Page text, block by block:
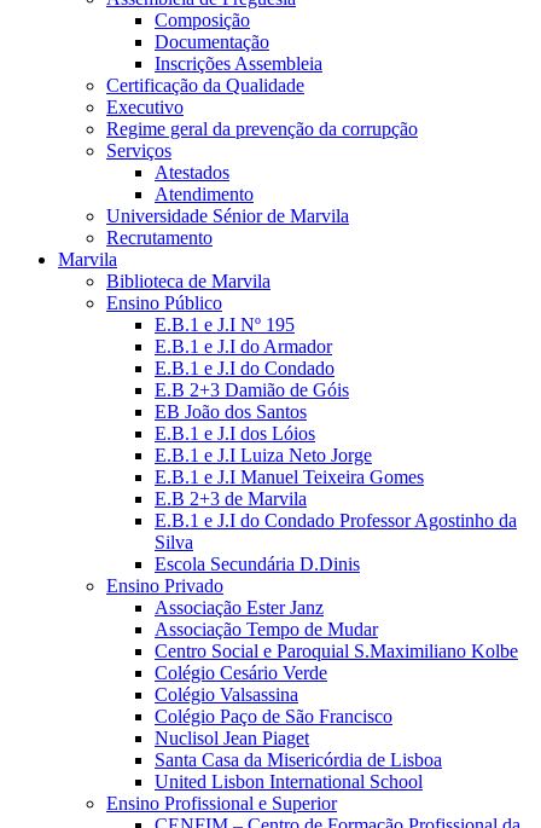
Composição
Documentação
Inscrições Assembleia
Certificação da Qualidade
Executivo
Regime geral da prevenção da corrupção
Serviços
Atestados
Atendimento
Universidade Sénior de Marvila
Recrutamento
Marvila
Biblioteca de Marvila
Ensino Público
E.B.1 e J.I Nº 195
E.B.1 e J.I do Armador
E.B.1 e J.I do Condado
E.B 2+3 Damião de Góis
EB João dos Santos
E.B.1 e J.I dos Lóios
E.B.1 e J.I Luiza Neto Jorge
E.B.1 e J.I Manuel Teixeira Gomes
E.B 2+3 de Marvila
E.B.1 e J.I do Condado Professor Agostinho da
Silva
Escola Secundária D.Dinis
Ensino Privado
Associação Ester Janz
Associação Tempo de Mudar
Centro Social e Paroquial S.Maximiliano Kolbe
Colégio Cesário Verde
Colégio Valsassina
Colégio Paço de São Francisco
Nuclisol Jean Piaget
Santa Casa da Misericórdia de Lisboa
United Lisbon International School
Ensino Profissional e Superior